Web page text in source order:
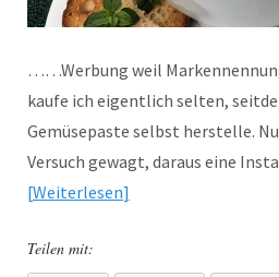
……Werbung weil
kaufe ich eigentlich selten,
Gemüsepaste selbst herstelle.
Versuch gewagt, daraus eine
Weiterlesen
Teilen mit: